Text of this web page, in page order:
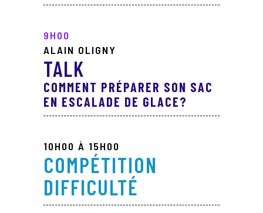
9H00
ALAIN OLIGNY
TALK
COMMENT PRÉPARER SON SAC
EN ESCALADE DE GLACE?
10H00 À 15H00
COMPÉTITION
DIFFICULTÉ